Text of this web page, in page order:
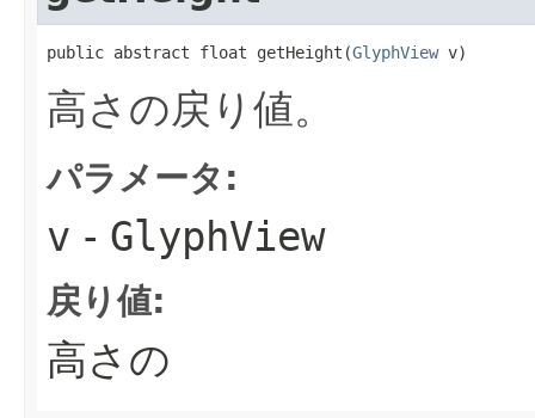
public abstract float getHeight​(GlyphView v)
高さの戻り値。
パラメータ:
v - GlyphView
戻り値:
高さの